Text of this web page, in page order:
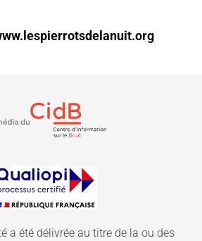
a été délivrée au titre de la ou des